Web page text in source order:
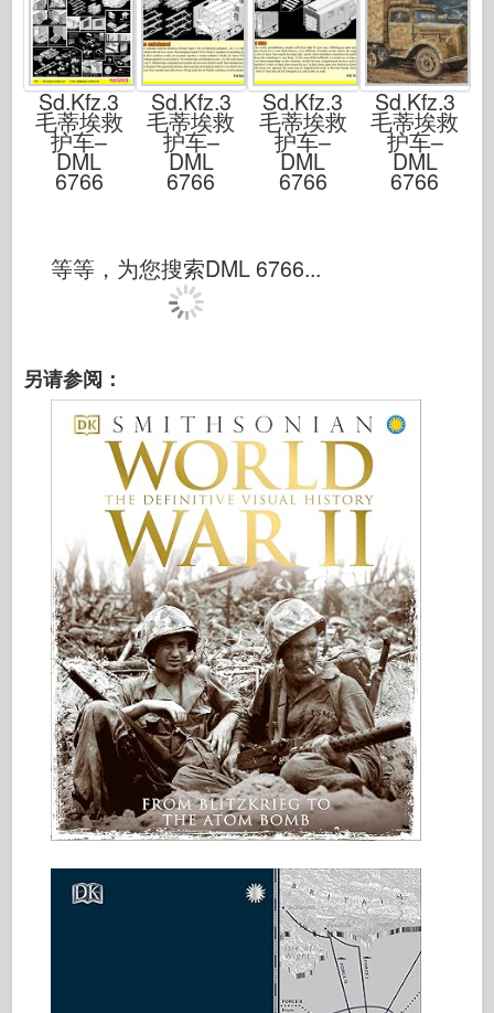
Sd.Kfz.3
毛蒂埃救
护车–
DML
6766
Sd.Kfz.3
毛蒂埃救
护车–
DML
6766
Sd.Kfz.3
毛蒂埃救
护车–
DML
6766
Sd.Kfz.3
毛蒂埃救
护车–
DML
6766
等等，为您搜索DML 6766...
另请参阅：